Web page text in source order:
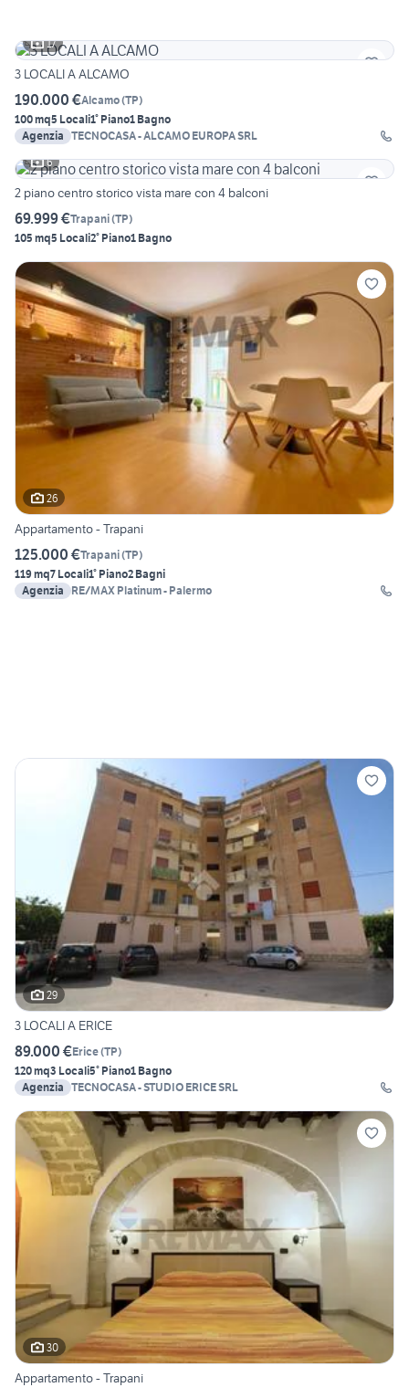
17
3 LOCALI A ALCAMO
190.000 €Alcamo(TP)
100 mq5 Locali1° Piano1 Bagno
Agenzia TECNOCASA - ALCAMO EUROPA SRL
6
2 piano centro storico vista mare con 4 balconi
69.999 €Trapani(TP)
105 mq5 Locali2° Piano1 Bagno
26
Appartamento - Trapani
125.000 €Trapani(TP)
119 mq7 Locali1° Piano2 Bagni
Agenzia
RE/MAX Platinum - Palermo
29
3 LOCALI A ERICE
89.000 €Erice(TP)
120 mq3 Locali5° Piano1 Bagno
Agenzia TECNOCASA - STUDIO ERICE SRL
30
Appartamento - Trapani